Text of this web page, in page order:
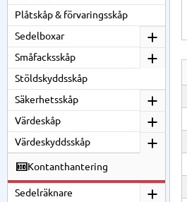
Plåtskåp & förvaringsskåp
Sedelboxar
Småfacksskåp
Stöldskyddsskåp
Säkerhetsskåp
Värdeskåp
Värdeskyddsskåp
Kontanthantering
Sedelräknare